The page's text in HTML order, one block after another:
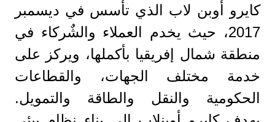
كايرو أوبن لاب الذي تأسس في ديسمبر
2017، حيث يخدم العملاء والشٌركاء في
منطقة شمال إفريقيا بأكملها، ويركز على
خدمة مختلف الجهات، والقطاعات
الحكومية والنقل والطاقة والتمويل.